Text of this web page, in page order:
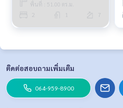
พื้นที่ : 51.00 ตร.ม.
7
ติดต่อสอบถามเพิ่มเติม
064-959-8900